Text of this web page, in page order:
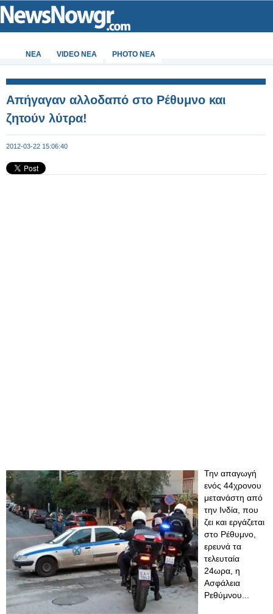
ΝΕΑ VIDEO NEA PHOTO NEA
Απήγαγαν αλλοδαπό στο Ρέθυμνο και
ζητούν λύτρα!
2012-03-22 15:06:40
Την απαγωγή
ενός 44χρονου
μετανάστη από
την Ινδία, που
ζει και εργάζεται
στο Ρέθυμνο,
ερευνά τα
τελευταία
24ωρα, η
Ασφάλεια
Ρεθύμνου...